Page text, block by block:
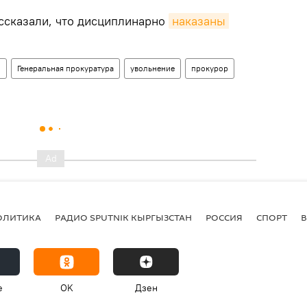
что дисциплинарно наказаны
Генеральная прокуратура увольнение прокурор
РАДИО SPUTNIK КЫРГЫЗСТАН РОССИЯ СПОРТ
OK Дзен